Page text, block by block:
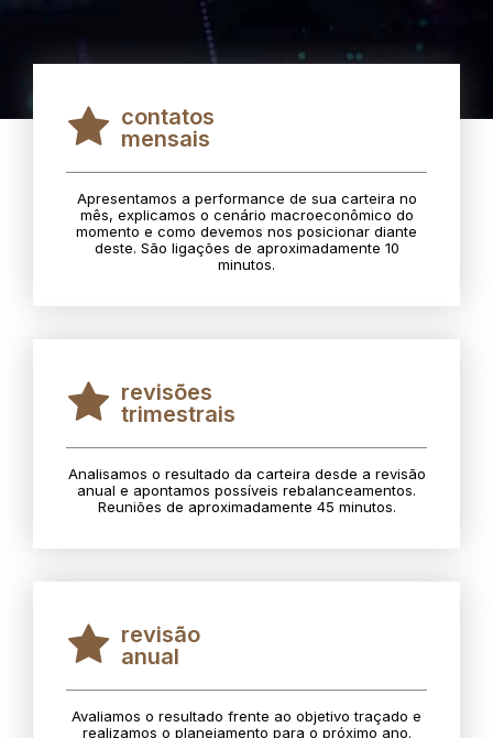
contatos
mensais
Apresentamos a performance de sua carteira no
mês, explicamos o cenário macroeconômico do
momento e como devemos nos posicionar diante
deste. São ligações de aproximadamente 10
minutos.
revisões
trimestrais
Analisamos o resultado da carteira desde a revisão
anual e apontamos possíveis rebalanceamentos.
Reuniões de aproximadamente 45 minutos.
revisão
anual
Avaliamos o resultado frente ao objetivo traçado e
realizamos o planejamento para o próximo ano.